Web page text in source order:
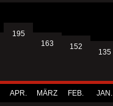
195
APR.
163
MÄRZ
152
FEB.
135
JAN.